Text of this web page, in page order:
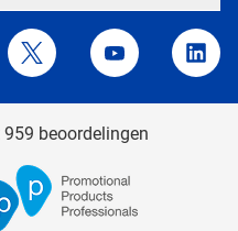
Twitter YouTube
is 86
beoordelingen